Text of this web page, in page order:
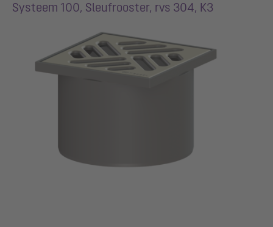
Systeem 100, Sleufrooster, rvs 304, K3